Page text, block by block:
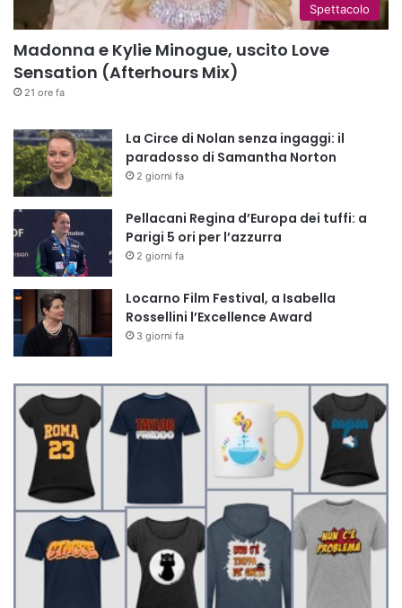
Spettacolo
Madonna e Kylie Minogue, uscito Love
Sensation (Afterhours Mix)
21 ore fa
La Circe di Nolan senza ingaggi: il
paradosso di Samantha Norton
2 giorni fa
Pellacani Regina d’Europa dei tuffi: a
Parigi 5 ori per l’azzurra
2 giorni fa
Locarno Film Festival, a Isabella
Rossellini l’Excellence Award
3 giorni fa